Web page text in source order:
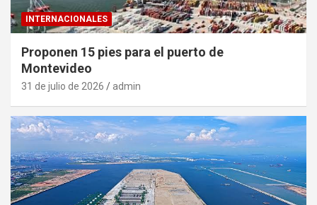
INTERNACIONALES
Proponen 15 pies para el puerto de
Montevideo
31 de julio de 2026 admin